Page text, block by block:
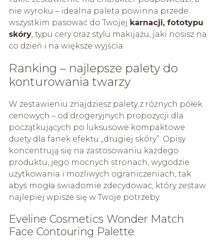
nie wyroku – idealna paleta powinna przede
wszystkim pasować do Twojej karnacji, fototypu
skóry, typu cery oraz stylu makijażu, jaki nosisz na
co dzień i na większe wyjścia.
Ranking – najlepsze palety do
konturowania twarzy
W zestawieniu znajdziesz palety z różnych półek
cenowych – od drogeryjnych propozycji dla
początkujących po luksusowe kompaktowe
duety dla fanek efektu „drugiej skóry”. Opisy
koncentrują się na zastosowaniu każdego
produktu, jego mocnych stronach, wygodzie
użytkowania i możliwych ograniczeniach, tak
abyś mogła świadomie zdecydować, który zestaw
najlepiej wpisze się w Twoje potrzeby.
Eveline Cosmetics Wonder Match
Face Contouring Palette